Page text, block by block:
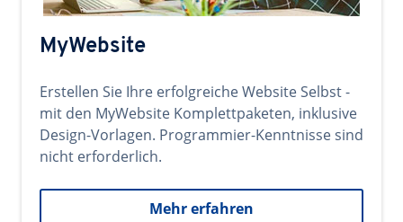
MyWebsite
Erstellen Sie Ihre erfolgreiche Website Selbst -
mit den MyWebsite Komplettpaketen, inklusive
Design-Vorlagen. Programmier-Kenntnisse sind
nicht erforderlich.
Mehr erfahren